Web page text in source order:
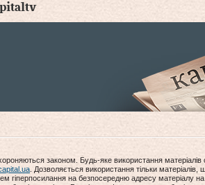
законом. Будь-яке використання матеріалів
. Дозволяється використання тільки
гіперпосилання на безпосередню адресу матеріалу